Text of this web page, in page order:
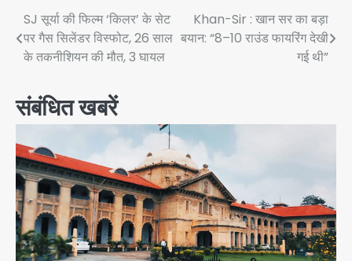
Post
navigation
SJ सूर्या की फिल्म ‘किलर’ के सेट
पर गैस सिलेंडर विस्फोट, 26 साल
के तकनीशियन की मौत, 3 घायल
Khan-Sir : खान सर का बड़ा
बयान: “8–10 राउंड फायरिंग देखी
गई थी”
संबंधित खबरें